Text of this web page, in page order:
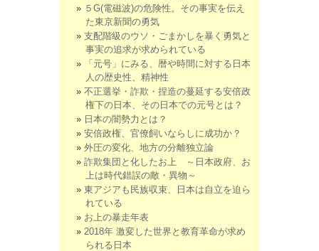
５G(電磁波)の危険性。その事実を伝え
た東京新聞の勇気
支配階級のウソ・ごまかしを暴く勇気と
事実の追求が求められている
「元号」にみる、暦や時間に対する日本
人の歴史性、精神性
不正選挙・詐欺・捏造の蔓延する安倍政
権下の日本、その日本での元号とは？
日本の闇勢力とは？
安倍政権、官僚飼いならしに成功か？
外圧の変化、地方の分離独立論
詐欺集団と化したお上 ～日本政府、お
上は時代錯誤の敵・異物～
東アジアも民族収束、日本は自立を迫ら
れている
お上の暴走年表
2018年 激変した世界と教育革命が求め
られる日本